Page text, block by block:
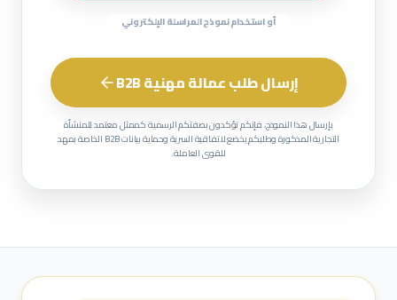
أو استخدام نموذج المراسلة الإلكتروني
إرسال طلب عمالة مهنية B2B
بإرسال هذا النموذج، فإنكم تؤكدون بصفتكم الرسمية كممثل معتمد للمنشأة
التجارية المذكورة وطلبكم يخضع لاتفاقية السرية وحماية بيانات B2B الخاصة بمهد
للقوى العاملة.